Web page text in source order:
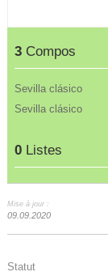
3 Compos
Sevilla clásico
Sevilla clásico
0 Listes
Mise à jour :
09.09.2020
Statut